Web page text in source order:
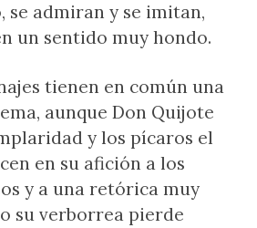
se admiran y se imitan,
un sentido muy hondo.
tienen en común una
aunque Don Quijote
y los pícaros el
en su afición a los
y a una retórica muy
su verborrea pierde